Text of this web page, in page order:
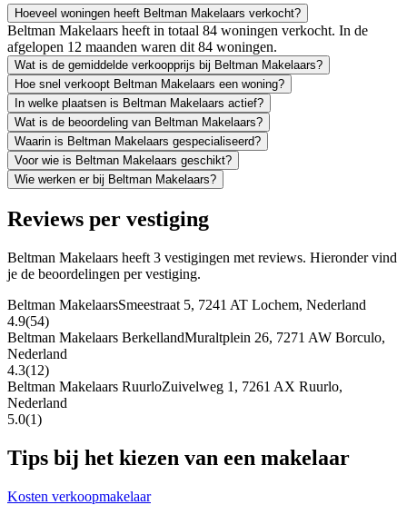
Hoeveel woningen heeft Beltman Makelaars verkocht?
Beltman Makelaars heeft in totaal 84 woningen verkocht. In de
afgelopen 12 maanden waren dit 84 woningen.
Wat is de gemiddelde verkoopprijs bij Beltman Makelaars?
Hoe snel verkoopt Beltman Makelaars een woning?
In welke plaatsen is Beltman Makelaars actief?
Wat is de beoordeling van Beltman Makelaars?
Waarin is Beltman Makelaars gespecialiseerd?
Voor wie is Beltman Makelaars geschikt?
Wie werken er bij Beltman Makelaars?
Reviews per vestiging
Beltman Makelaars heeft 3 vestigingen met reviews. Hieronder vind
je de beoordelingen per vestiging.
Beltman MakelaarsSmeestraat 5, 7241 AT Lochem, Nederland
4.9(54)
Beltman Makelaars BerkellandMuraltplein 26, 7271 AW Borculo,
Nederland
4.3(12)
Beltman Makelaars RuurloZuivelweg 1, 7261 AX Ruurlo,
Nederland
5.0(1)
Tips bij het kiezen van een makelaar
Kosten verkoopmakelaar